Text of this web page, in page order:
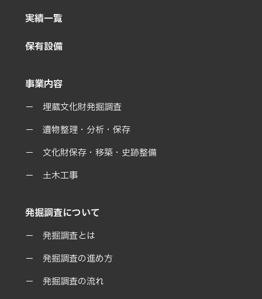
実績一覧
保有設備
事業内容
埋蔵文化財発掘調査
遺物整理・分析・保存
文化財保存・移築・史跡整備
土木工事
発掘調査について
発掘調査とは
発掘調査の進め方
発掘調査の流れ